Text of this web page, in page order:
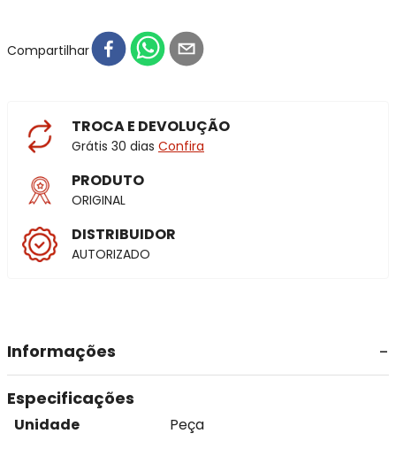
Compartilhar
TROCA E DEVOLUÇÃO
Grátis 30 dias Confira
PRODUTO
ORIGINAL
DISTRIBUIDOR
AUTORIZADO
Informações
Especificações
Unidade
Peça